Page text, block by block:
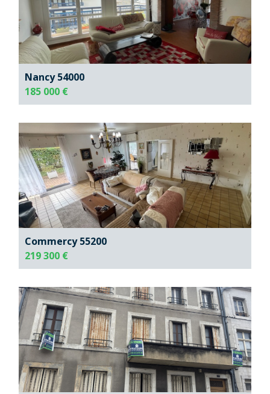
Nancy 54000
185 000 €
Commercy 55200
219 300 €